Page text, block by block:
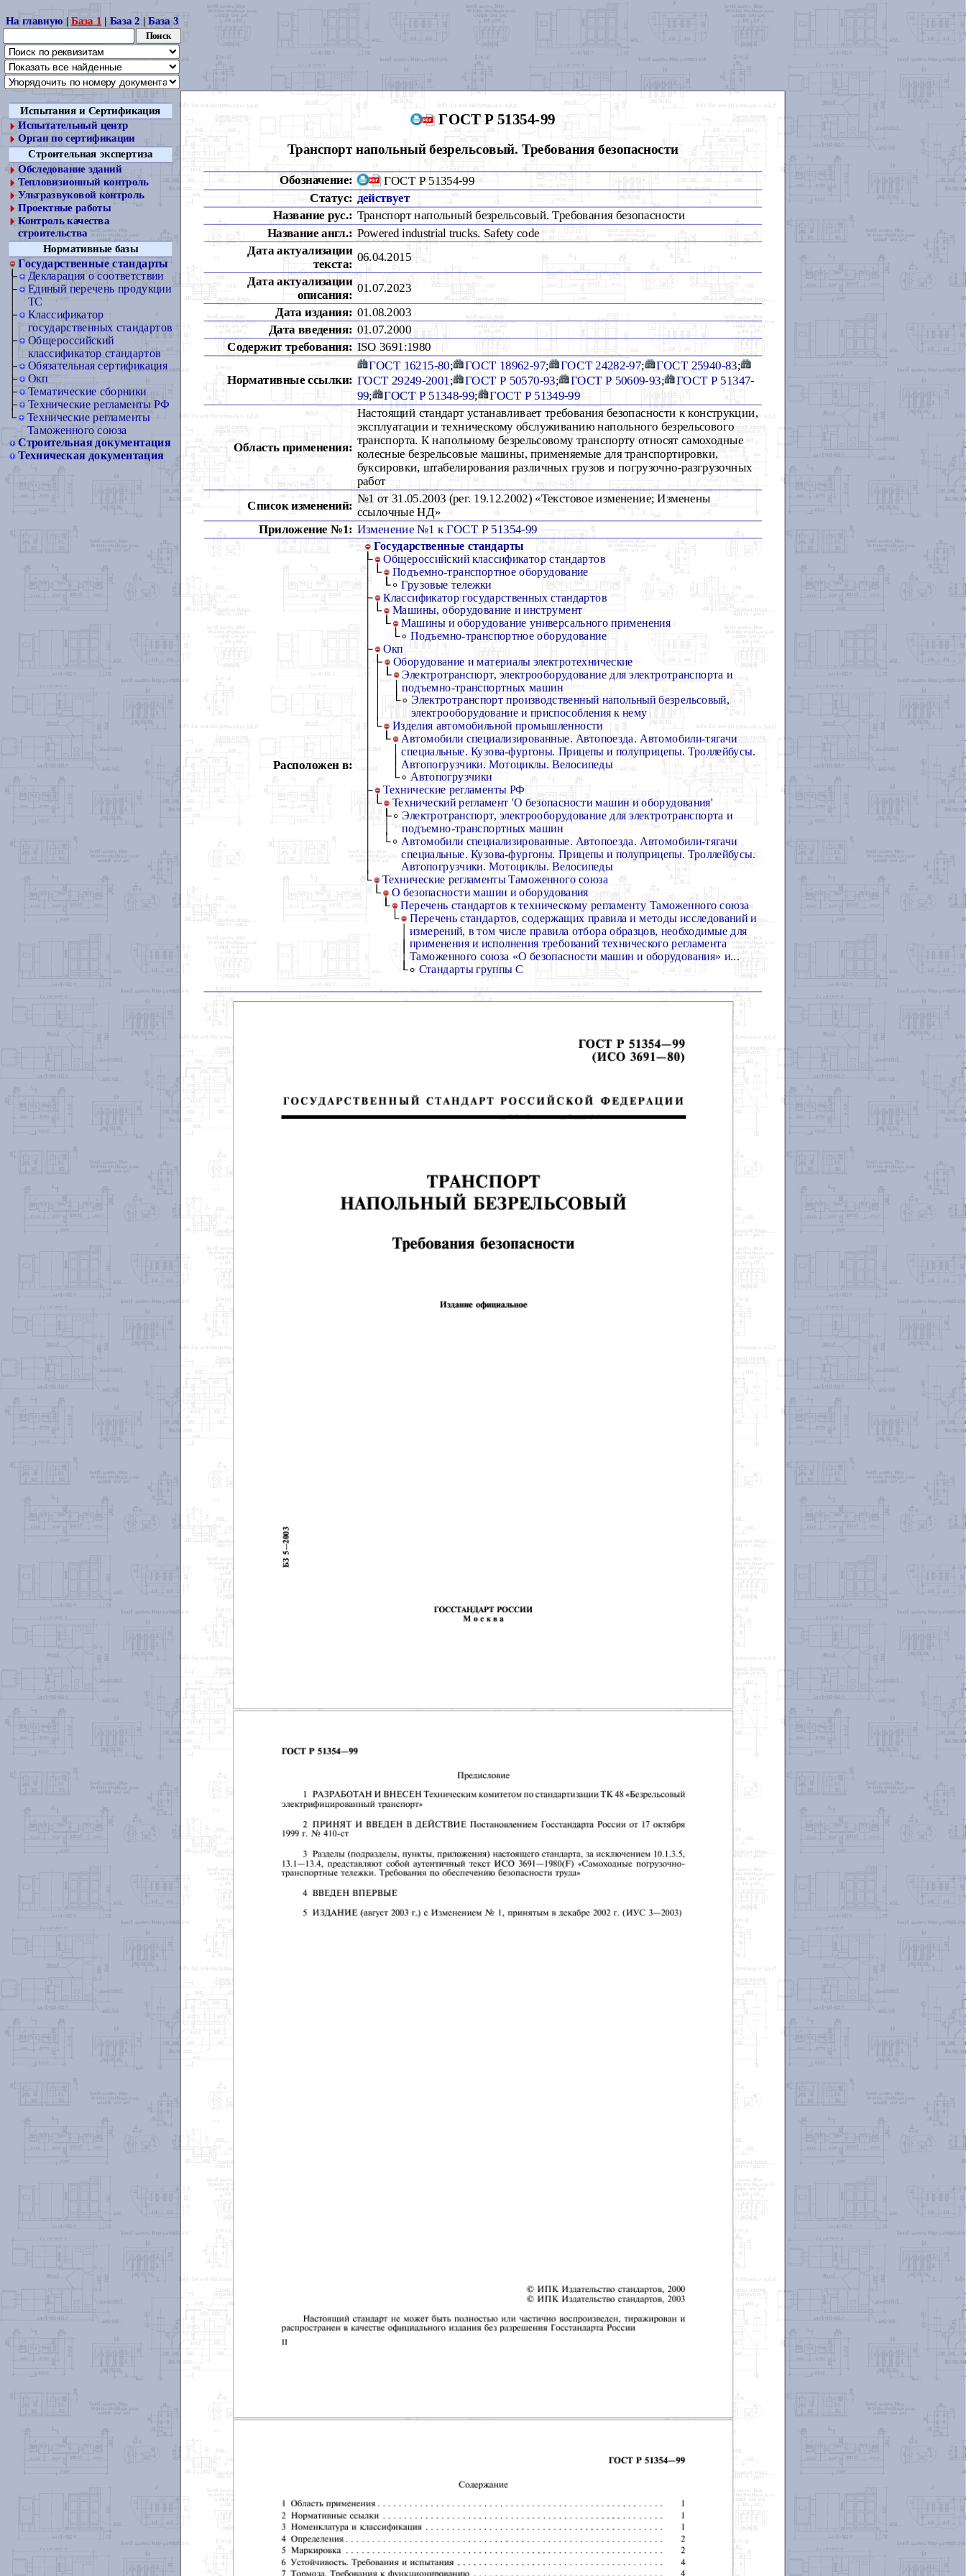
На главную |База 1 | База 2 |База 3
Испытания и Сертификация
Испытательный центр
Орган по сертификации
Строительная экспертиза
Обследование зданий
Тепловизионный контроль
Ультразвуковой контроль
Проектные работы
Контроль качества
строительства
Нормативные базы
Государственные стандарты
Декларация о соответствии
Единый перечень продукции
ТС
Классификатор
государственных стандартов
Общероссийский
классификатор стандартов
Обязательная сертификация
Окп
Тематические сборники
Технические регламенты РФ
Технические регламенты
Таможенного союза
Строительная документация
Техническая документация
ГОСТ Р 51354-99
Транспорт напольный безрельсовый. Требования безопасности
Обозначение:
ГОСТ Р 51354-99
Статус: действует
Название рус.: Транспорт напольный безрельсовый. Требования безопасности
Название англ.: Powered industrial trucks. Safety code
Дата актуализации
текста:
06.04.2015
Дата актуализации
описания:
01.07.2023
Дата издания: 01.08.2003
Дата введения: 01.07.2000
Содержит требования: ISO 3691:1980
Нормативные ссылки:
ГОСТ 16215-80; ГОСТ 18962-97; ГОСТ 24282-97; ГОСТ 25940-83;
ГОСТ 29249-2001 ; ГОСТ Р 50570-93; ГОСТ Р 50609-93;
ГОСТ Р 51347-
99; ГОСТ Р 51348-99; ГОСТ Р 51349-99
Область применения:
Настоящий стандарт устанавливает требования безопасности к конструкции,
эксплуатации и техническому обслуживанию напольного безрельсового
транспорта. К напольному безрельсовому транспорту относят самоходные
колесные безрельсовые машины, применяемые для транспортировки,
буксировки, штабелирования различных грузов и погрузочно-разгрузочных
работ
Список изменений:
№1 от 31.05.2003 (рег. 19.12.2002) «Текстовое изменение; Изменены
ссылочные НД»
Приложение №1: Изменение №1 к ГОСТ Р 51354-99
Расположен в:
Государственные стандарты
Общероссийский классификатор стандартов
Подъемно-транспортное оборудование
Грузовые тележки
Классификатор государственных стандартов
Машины, оборудование и инструмент
Машины и оборудование универсального применения
Подъемно-транспортное оборудование
Окп
Оборудование и материалы электротехнические
Электротранспорт, электрооборудование для электротранспорта и
подъемно-транспортных машин
Электротранспорт производственный напольный безрельсовый,
электрооборудование и приспособления к нему
Изделия автомобильной промышленности
Автомобили специализированные. Автопоезда. Автомобили-тягачи
специальные. Кузова-фургоны. Прицепы и полуприцепы. Троллейбусы.
Автопогрузчики. Мотоциклы. Велосипеды
Автопогрузчики
Технические регламенты РФ
Технический регламент 'О безопасности машин и оборудования'
Электротранспорт, электрооборудование для электротранспорта и
подъемно-транспортных машин
Автомобили специализированные. Автопоезда. Автомобили-тягачи
специальные. Кузова-фургоны. Прицепы и полуприцепы. Троллейбусы.
Автопогрузчики. Мотоциклы. Велосипеды
Технические регламенты Таможенного союза
О безопасности машин и оборудования
Перечень стандартов к техническому регламенту Таможенного союза
Перечень стандартов, содержащих правила и методы исследований и
измерений, в том числе правила отбора образцов, необходимые для
применения и исполнения требований технического регламента
Таможенного союза «О безопасности машин и оборудования» и...
Стандарты группы С